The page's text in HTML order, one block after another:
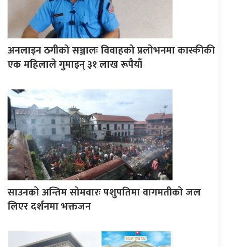
अनलाइन ठगीको सञ्जालः विवाहको प्रलोभनमा कास्कीकी
एक महिलाले गुमाइन् ३१ लाख रूपैयाँ
साउनको अन्तिम सोमवारः पशुपतिमा वागमतीको जल
लिएर दर्शनमा भक्तजन